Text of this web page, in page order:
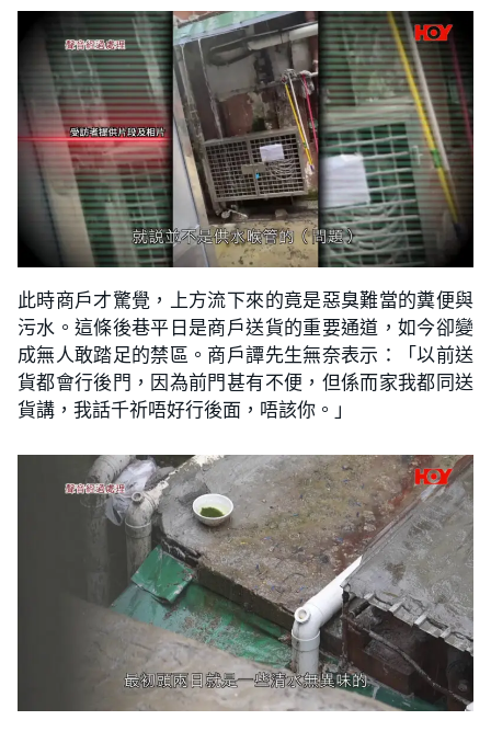
此時商戶才驚覺，上方流下來的竟是惡臭難當的糞便與
污水。這條後巷平日是商戶送貨的重要通道，如今卻變
成無人敢踏足的禁區。商戶譚先生無奈表示：「以前送
貨都會行後門，因為前門甚有不便，但係而家我都同送
貨講，我話千祈唔好行後面，唔該你。」